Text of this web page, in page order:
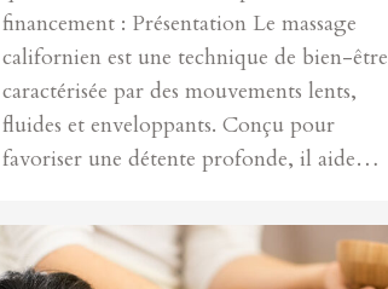
financement : Présentation Le massage
californien est une technique de bien-être
caractérisée par des mouvements lents,
fluides et enveloppants. Conçu pour
favoriser une détente profonde, il aide…